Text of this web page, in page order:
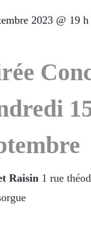
2023 @ 19
Raisin 1 rue